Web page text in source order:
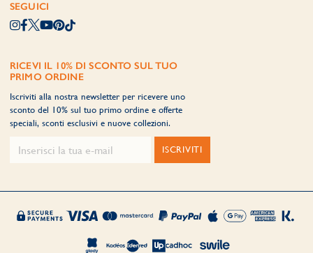
SEGUICI
RICEVI IL 10% DI SCONTO SUL TUO
PRIMO ORDINE
Iscriviti alla nostra newsletter per ricevere uno
sconto del 10% sul tuo primo ordine e offerte
speciali, sconti esclusivi e nuove collezioni.
ISCRIVITI